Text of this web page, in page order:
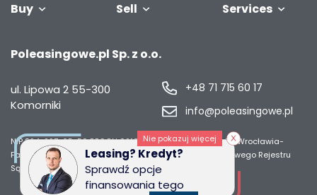
Nie pokazuj więcej
Leasing? Kredyt?
Sprawdź opcje
finansowania tego
Buy Sell
your fleet
Services
Poleasingowe.pl Sp. z o.o.
ul. Lipowa 2 55-300
Komorniki
+48 71 715 60 17
info@poleasingowe.pl
NIP 894-297-65-50REGON 021014968Sąd Rejonowy dla Wrocławia-
Fabrycznej we Wrocławiu, IX Wydział Gospodarczy Krajowego Rejestru
Sądowego;Wysokość kapitału zakładowego 50 000 zł